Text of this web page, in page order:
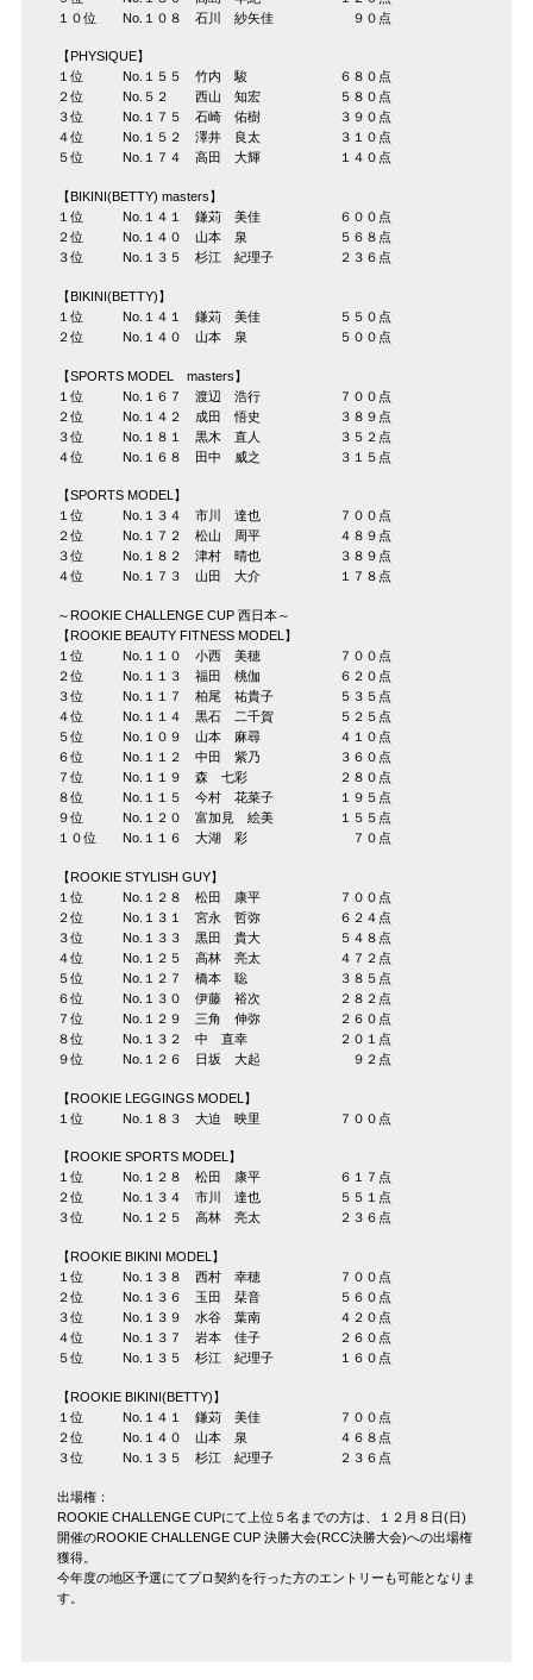
１０位 No.１０８ 石川 紗矢佳 ９０点
【PHYSIQUE】
１位 No.１５５ 竹内 駿 ６８０点
２位 No.５２ 西山 知宏 ５８０点
３位 No.１７５ 石崎 佑樹 ３９０点
４位 No.１５２ 澤井 良太 ３１０点
５位 No.１７４ 高田 大輝 １４０点
【BIKINI(BETTY) masters】
１位 No.１４１ 鎌苅 美佳 ６００点
２位 No.１４０ 山本 泉 ５６８点
３位 No.１３５ 杉江 紀理子 ２３６点
【BIKINI(BETTY)】
１位 No.１４１ 鎌苅 美佳 ５５０点
２位 No.１４０ 山本 泉 ５００点
【SPORTS MODEL masters】
１位 No.１６７ 渡辺 浩行 ７００点
２位 No.１４２ 成田 悟史 ３８９点
３位 No.１８１ 黒木 直人 ３５２点
４位 No.１６８ 田中 威之 ３１５点
【SPORTS MODEL】
１位 No.１３４ 市川 達也 ７００点
２位 No.１７２ 松山 周平 ４８９点
３位 No.１８２ 津村 晴也 ３８９点
４位 No.１７３ 山田 大介 １７８点
～ROOKIE CHALLENGE CUP 西日本～
【ROOKIE BEAUTY FITNESS MODEL】
１位 No.１１０ 小西 美穂 ７００点
２位 No.１１３ 福田 桃伽 ６２０点
３位 No.１１７ 柏尾 祐貴子 ５３５点
４位 No.１１４ 黒石 二千賀 ５２５点
５位 No.１０９ 山本 麻尋 ４１０点
６位 No.１１２ 中田 紫乃 ３６０点
７位 No.１１９ 森 七彩 ２８０点
８位 No.１１５ 今村 花菜子 １９５点
９位 No.１２０ 富加見 絵美 １５５点
１０位 No.１１６ 大湖 彩 ７０点
【ROOKIE STYLISH GUY】
１位 No.１２８ 松田 康平 ７００点
２位 No.１３１ 宮永 哲弥 ６２４点
３位 No.１３３ 黒田 貴大 ５４８点
４位 No.１２５ 高林 亮太 ４７２点
５位 No.１２７ 橋本 聡 ３８５点
６位 No.１３０ 伊藤 裕次 ２８２点
７位 No.１２９ 三角 伸弥 ２６０点
８位 No.１３２ 中 直幸 ２０１点
９位 No.１２６ 日坂 大起 ９２点
【ROOKIE LEGGINGS MODEL】
１位 No.１８３ 大迫 映里 ７００点
【ROOKIE SPORTS MODEL】
１位 No.１２８ 松田 康平 ６１７点
２位 No.１３４ 市川 達也 ５５１点
３位 No.１２５ 高林 亮太 ２３６点
【ROOKIE BIKINI MODEL】
１位 No.１３８ 西村 幸穂 ７００点
２位 No.１３６ 玉田 栞音 ５６０点
３位 No.１３９ 水谷 葉南 ４２０点
４位 No.１３７ 岩本 佳子 ２６０点
５位 No.１３５ 杉江 紀理子 １６０点
【ROOKIE BIKINI(BETTY)】
１位 No.１４１ 鎌苅 美佳 ７００点
２位 No.１４０ 山本 泉 ４６８点
３位 No.１３５ 杉江 紀理子 ２３６点
出場権：
ROOKIE CHALLENGE CUPにて上位５名までの方は、１２月８日(日)
開催のROOKIE CHALLENGE CUP 決勝大会(RCC決勝大会)への出場権
獲得。
今年度の地区予選にてプロ契約を行った方のエントリーも可能となりま
す。